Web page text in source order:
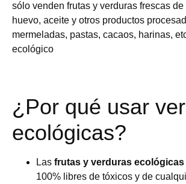
sólo venden frutas y verduras frescas
huevo, aceite y otros productos
mermeladas, pastas, cacaos, harinas,
ecológico
¿Por qué usar
ecológicas?
Las frutas y verduras ecológicas
100% libres de tóxicos y de